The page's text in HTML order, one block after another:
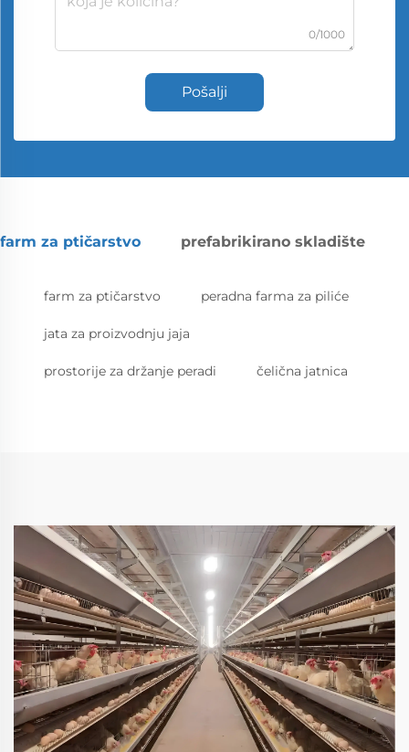
0/1000
Pošalji
farm za ptičarstvo prefabrikirano skladište
farm za ptičarstvo peradna farma za piliće
jata za proizvodnju jaja
prostorije za držanje peradi čelična jatnica